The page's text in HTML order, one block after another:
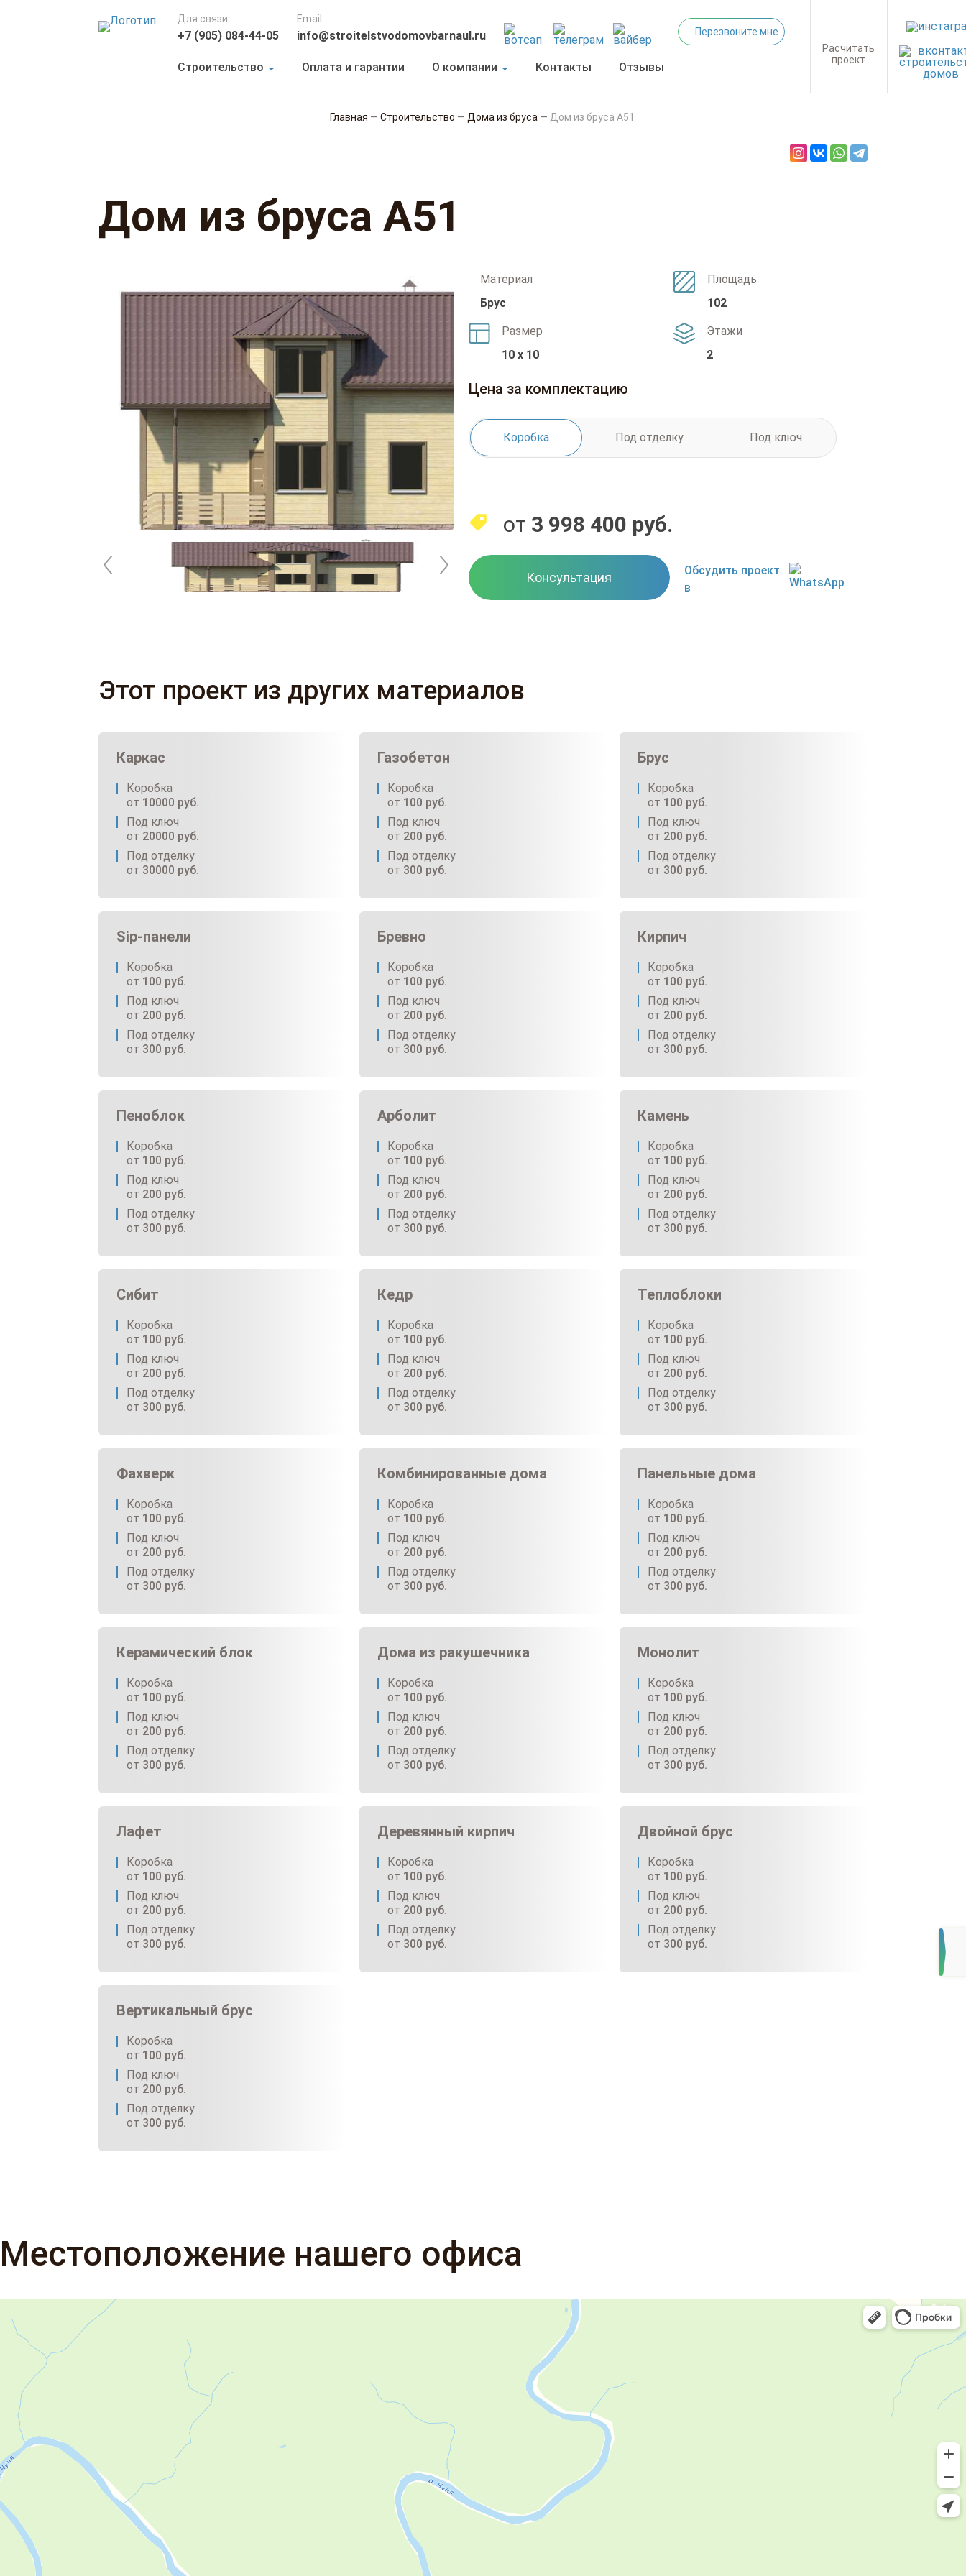
Для связи
+7 (905) 084-44-05
Email
info@stroitelstvodomovbarnaul.ru Перезвоните мне
Строительство Оплата и гарантии О компании Контакты Отзывы
Расчитать
проект
Главная — Строительство — Дома из бруса — Дом из бруса А51
Дом из бруса А51
Материал
Брус
Площадь
102
Размер
10 x 10
Этажи
2
Цена за комплектацию
Коробка Под отделку Под ключ
от 3 998 400 руб.
Консультация
Обсудить проект
в
Этот проект из других материалов
Каркас
Коробка
от 10000 руб.
Под ключ
от 20000 руб.
Под отделку
от 30000 руб.
Газобетон
Коробка
от 100 руб.
Под ключ
от 200 руб.
Под отделку
от 300 руб.
Брус
Коробка
от 100 руб.
Под ключ
от 200 руб.
Под отделку
от 300 руб.
Sip-панели
Коробка
от 100 руб.
Под ключ
от 200 руб.
Под отделку
от 300 руб.
Бревно
Коробка
от 100 руб.
Под ключ
от 200 руб.
Под отделку
от 300 руб.
Кирпич
Коробка
от 100 руб.
Под ключ
от 200 руб.
Под отделку
от 300 руб.
Пеноблок
Коробка
от 100 руб.
Под ключ
от 200 руб.
Под отделку
от 300 руб.
Арболит
Коробка
от 100 руб.
Под ключ
от 200 руб.
Под отделку
от 300 руб.
Камень
Коробка
от 100 руб.
Под ключ
от 200 руб.
Под отделку
от 300 руб.
Сибит
Коробка
от 100 руб.
Под ключ
от 200 руб.
Под отделку
от 300 руб.
Кедр
Коробка
от 100 руб.
Под ключ
от 200 руб.
Под отделку
от 300 руб.
Теплоблоки
Коробка
от 100 руб.
Под ключ
от 200 руб.
Под отделку
от 300 руб.
Фахверк
Коробка
от 100 руб.
Под ключ
от 200 руб.
Под отделку
от 300 руб.
Комбинированные дома
Коробка
от 100 руб.
Под ключ
от 200 руб.
Под отделку
от 300 руб.
Панельные дома
Коробка
от 100 руб.
Под ключ
от 200 руб.
Под отделку
от 300 руб.
Керамический блок
Коробка
от 100 руб.
Под ключ
от 200 руб.
Под отделку
от 300 руб.
Дома из ракушечника
Коробка
от 100 руб.
Под ключ
от 200 руб.
Под отделку
от 300 руб.
Монолит
Коробка
от 100 руб.
Под ключ
от 200 руб.
Под отделку
от 300 руб.
Лафет
Коробка
от 100 руб.
Под ключ
от 200 руб.
Под отделку
от 300 руб.
Деревянный кирпич
Коробка
от 100 руб.
Под ключ
от 200 руб.
Под отделку
от 300 руб.
Двойной брус
Коробка
от 100 руб.
Под ключ
от 200 руб.
Под отделку
от 300 руб.
Вертикальный брус
Коробка
от 100 руб.
Под ключ
от 200 руб.
Под отделку
от 300 руб.
Местоположение нашего офиса